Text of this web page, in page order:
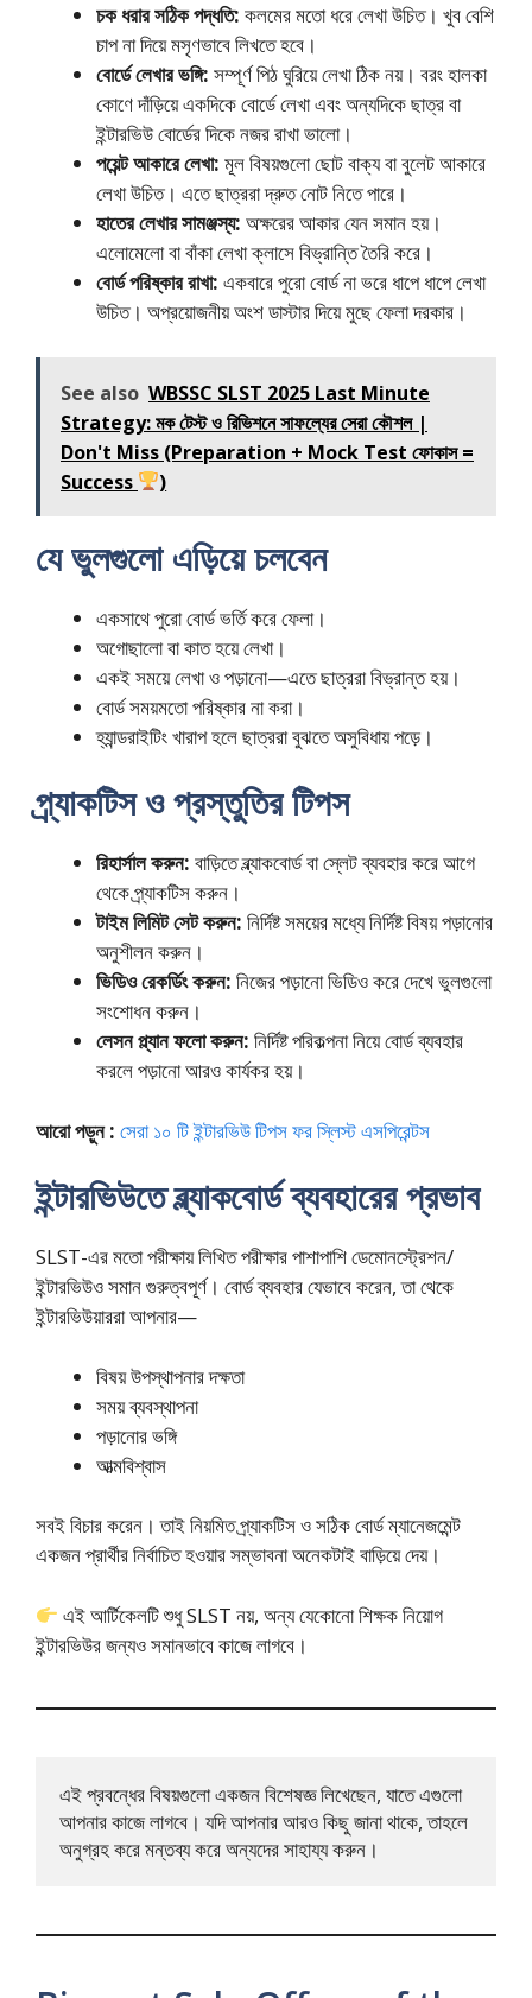
চক ধরার সঠিক পদ্ধতি: কলমের মতো ধরে লেখা উচিত। খুব বেশি
চাপ না দিয়ে মসৃণভাবে লিখতে হবে।
বোর্ডে লেখার ভঙ্গি: সম্পূর্ণ পিঠ ঘুরিয়ে লেখা ঠিক নয়। বরং হালকা
কোণে দাঁড়িয়ে একদিকে বোর্ডে লেখা এবং অন্যদিকে ছাত্র বা
ইন্টারভিউ বোর্ডের দিকে নজর রাখা ভালো।
পয়েন্ট আকারে লেখা: মূল বিষয়গুলো ছোট বাক্য বা বুলেট আকারে
লেখা উচিত। এতে ছাত্ররা দ্রুত নোট নিতে পারে।
হাতের লেখার সামঞ্জস্য: অক্ষরের আকার যেন সমান হয়।
এলোমেলো বা বাঁকা লেখা ক্লাসে বিভ্রান্তি তৈরি করে।
বোর্ড পরিষ্কার রাখা: একবারে পুরো বোর্ড না ভরে ধাপে ধাপে লেখা
উচিত। অপ্রয়োজনীয় অংশ ডাস্টার দিয়ে মুছে ফেলা দরকার।
See also WBSSC SLST 2025 Last Minute
Strategy: মক টেস্ট ও রিভিশনে সাফল্যের সেরা কৌশল |
Don't Miss (Preparation + Mock Test ফোকাস =
Success
)
যে ভুলগুলো এড়িয়ে চলবেন
একসাথে পুরো বোর্ড ভর্তি করে ফেলা।
অগোছালো বা কাত হয়ে লেখা।
একই সময়ে লেখা ও পড়ানো—এতে ছাত্ররা বিভ্রান্ত হয়।
বোর্ড সময়মতো পরিষ্কার না করা।
হ্যান্ডরাইটিং খারাপ হলে ছাত্ররা বুঝতে অসুবিধায় পড়ে।
প্র্যাকটিস ও প্রস্তুতির টিপস
রিহার্সাল করুন: বাড়িতে ব্ল্যাকবোর্ড বা স্লেট ব্যবহার করে আগে
থেকে প্র্যাকটিস করুন।
টাইম লিমিট সেট করুন: নির্দিষ্ট সময়ের মধ্যে নির্দিষ্ট বিষয় পড়ানোর
অনুশীলন করুন।
ভিডিও রেকর্ডিং করুন: নিজের পড়ানো ভিডিও করে দেখে ভুলগুলো
সংশোধন করুন।
লেসন প্ল্যান ফলো করুন: নির্দিষ্ট পরিকল্পনা নিয়ে বোর্ড ব্যবহার
করলে পড়ানো আরও কার্যকর হয়।
আরো পড়ুন : সেরা ১০ টি ইন্টারভিউ টিপস ফর স্লিস্ট এসপিরেন্টস
ইন্টারভিউতে ব্ল্যাকবোর্ড ব্যবহারের প্রভাব
SLST-এর মতো পরীক্ষায় লিখিত পরীক্ষার পাশাপাশি ডেমোনস্ট্রেশন/
ইন্টারভিউও সমান গুরুত্বপূর্ণ। বোর্ড ব্যবহার যেভাবে করেন, তা থেকে
ইন্টারভিউয়াররা আপনার—
বিষয় উপস্থাপনার দক্ষতা
সময় ব্যবস্থাপনা
পড়ানোর ভঙ্গি
আত্মবিশ্বাস
সবই বিচার করেন। তাই নিয়মিত প্র্যাকটিস ও সঠিক বোর্ড ম্যানেজমেন্ট
একজন প্রার্থীর নির্বাচিত হওয়ার সম্ভাবনা অনেকটাই বাড়িয়ে দেয়।
এই আর্টিকেলটি শুধু SLST নয়, অন্য যেকোনো শিক্ষক নিয়োগ
ইন্টারভিউর জন্যও সমানভাবে কাজে লাগবে।
এই প্রবন্ধের বিষয়গুলো একজন বিশেষজ্ঞ লিখেছেন, যাতে এগুলো
আপনার কাজে লাগবে। যদি আপনার আরও কিছু জানা থাকে, তাহলে
অনুগ্রহ করে মন্তব্য করে অন্যদের সাহায্য করুন।